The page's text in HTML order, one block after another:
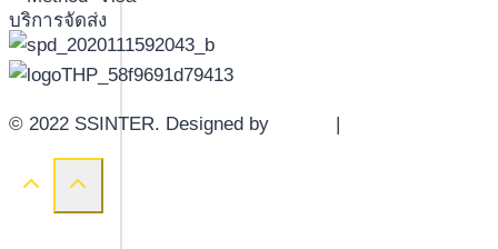
บริการจัดส่ง
© 2022 SSINTER. Designed by